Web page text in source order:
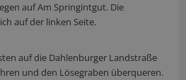
auf Am Springintgut. Die
auf der linken Seite.
auf die Dahlenburger Landstraße
und den Lösegraben überqueren.